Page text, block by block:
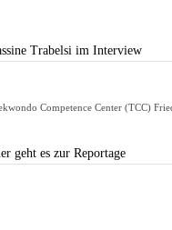
Trabelsi im Interview
Competence Center (TCC)
geht es zur Reportage